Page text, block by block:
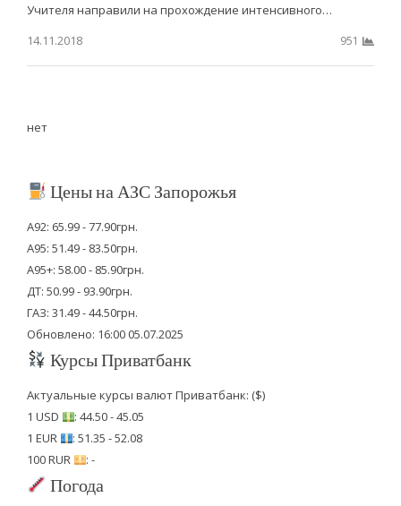
Учителя направили на прохождение интенсивного…
14.11.2018
951
нет
Цены на АЗС Запорожья
А92: 65.99 - 77.90грн.
А95: 51.49 - 83.50грн.
А95+: 58.00 - 85.90грн.
ДТ: 50.99 - 93.90грн.
ГАЗ: 31.49 - 44.50грн.
Обновлено: 16:00 05.07.2025
Курсы Приватбанк
Актуальные курсы валют Приватбанк: ($)
1 USD
: 44.50 - 45.05
1 EUR
: 51.35 - 52.08
100 RUR
: -
Погода